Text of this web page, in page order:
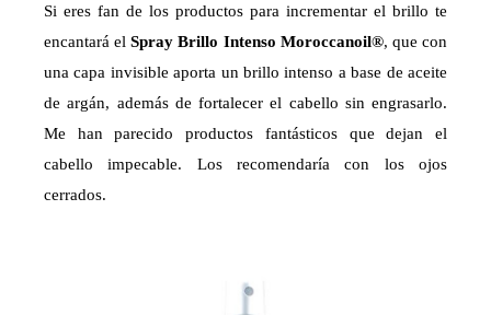
Si eres fan de los productos para incrementar el brillo te
encantará elSpray Brillo Intenso Moroccanoil®, que con
una capa invisible aporta un brillo intenso a base de aceite
de argán, además de fortalecer el cabello sin engrasarlo.
Me han parecido productos fantásticos que dejan el
cabello impecable. Los recomendaría con los ojos
cerrados.